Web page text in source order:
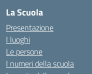
La Scuola
Presentazione
I luoghi
Le persone
I numeri della scuola